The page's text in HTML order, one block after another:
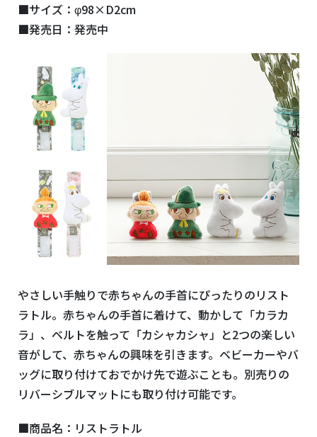
■サイズ：φ98×D2cm
■発売日：発売中
やさしい手触りで赤ちゃんの手首にぴったりのリスト
ラトル。赤ちゃんの手首に着けて、動かして「カラカ
ラ」、ベルトを触って「カシャカシャ」と2つの楽しい
音がして、赤ちゃんの興味を引きます。ベビーカーやバ
ッグに取り付けておでかけ先で遊ぶことも。別売りの
リバーシブルマットにも取り付け可能です。
■商品名：リストラトル